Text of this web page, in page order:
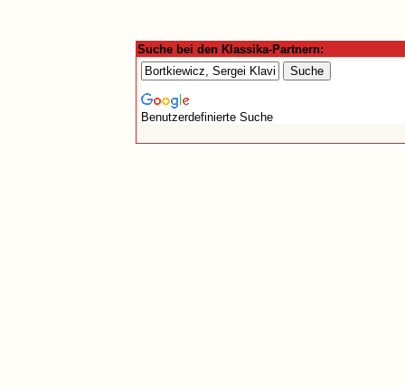
Suche bei den Klassika-Partnern:
Benutzerdefinierte Suche